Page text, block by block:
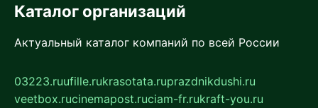
Каталог организаций
Актуальный каталог компаний по всей России
03223.ruufille.rukrasotata.ruprazdnikdushi.ru
veetbox.rucinemapost.ruciam-fr.rukraft-you.ru